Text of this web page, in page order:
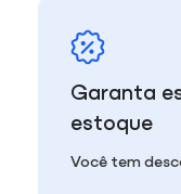
Garanta
estoque
Você tem